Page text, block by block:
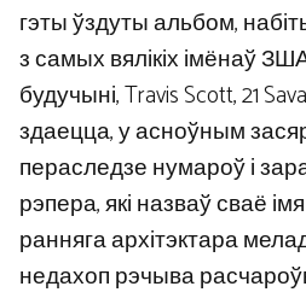
гэты ўздуты альбом,
з самых вялікіх імёнаў
будучыні, Travis Scott, 21
здаецца, у асноўным
пераследзе нумароў і
рэпера, які назваў сваё
ранняга архітэктара
недахоп рэчыва